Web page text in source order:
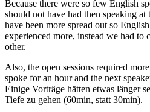
Because there were so few English
should not have had then speaking
have been more spread out so
experienced more, instead we had to
other.
Also, the open sessions required
spoke for an hour and the next
Einige Vorträge hätten etwas länger
Tiefe zu gehen (60min, statt 30min).